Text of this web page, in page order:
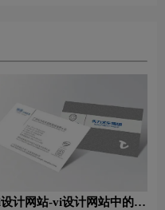
计网站-vi设计网站中的完